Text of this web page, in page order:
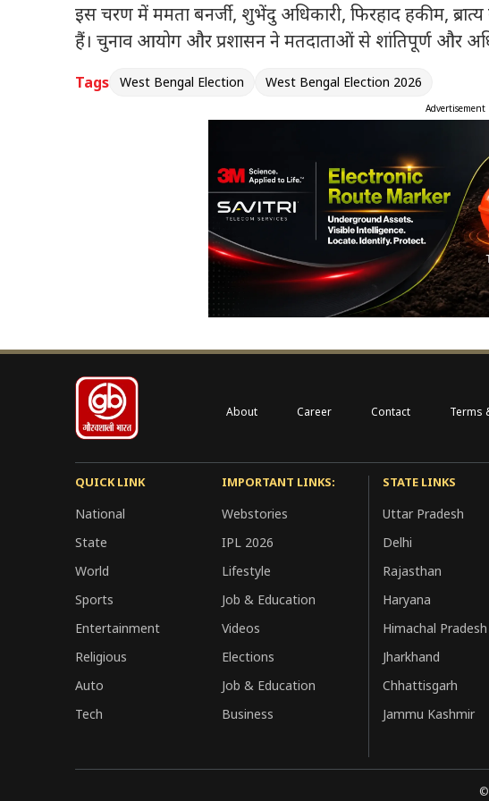
इस चरण में ममता बनर्जी, शुभेंदु अधिकारी, फिरहाद हकीम,
हैं। चुनाव आयोग और प्रशासन ने मतदाताओं से शांतिपूर्ण और
Tags West Bengal Election West Bengal Election 2026
Advertisement
About Career Contact Terms
QUICK LINK
National
State
World
Sports
Entertainment
Religious
Auto
Tech
IMPORTANT LINKS:
Webstories
IPL 2026
Lifestyle
Job & Education
Videos
Elections
Job & Education
Business
STATE LINKS
Uttar Pradesh
Delhi
Rajasthan
Haryana
Himachal Pradesh
Jharkhand
Chhattisgarh
Jammu Kashmir
©